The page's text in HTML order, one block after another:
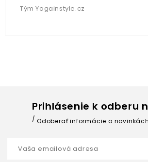
Tým Yogainstyle.cz
Prihlásenie k odberu
Odoberať informácie o